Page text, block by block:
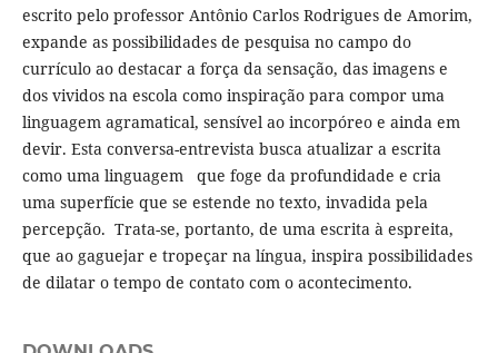
escrito pelo professor Antônio Carlos Rodrigues de Amorim,
expande as possibilidades de pesquisa no campo do
currículo ao destacar a força da sensação, das imagens e
dos vividos na escola como inspiração para compor uma
linguagem agramatical, sensível ao incorpóreo e ainda em
devir. Esta conversa-entrevista busca atualizar a escrita
como uma linguagem que foge da profundidade e cria
uma superfície que se estende no texto, invadida pela
percepção. Trata-se, portanto, de uma escrita à espreita,
que ao gaguejar e tropeçar na língua, inspira possibilidades
de dilatar o tempo de contato com o acontecimento.